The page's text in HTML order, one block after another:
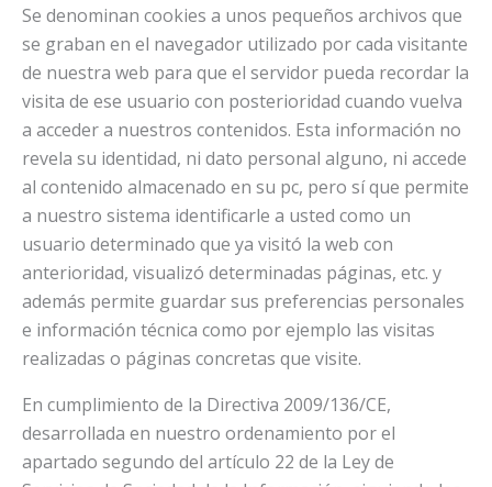
Se denominan cookies a unos pequeños archivos que
se graban en el navegador utilizado por cada visitante
de nuestra web para que el servidor pueda recordar la
visita de ese usuario con posterioridad cuando vuelva
a acceder a nuestros contenidos. Esta información no
revela su identidad, ni dato personal alguno, ni accede
al contenido almacenado en su pc, pero sí que permite
a nuestro sistema identificarle a usted como un
usuario determinado que ya visitó la web con
anterioridad, visualizó determinadas páginas, etc. y
además permite guardar sus preferencias personales
e información técnica como por ejemplo las visitas
realizadas o páginas concretas que visite.
En cumplimiento de la Directiva 2009/136/CE,
desarrollada en nuestro ordenamiento por el
apartado segundo del artículo 22 de la Ley de